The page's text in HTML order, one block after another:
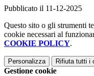
Pubblicato il 11-12-2025
Questo sito o gli strumenti
cookie necessari al
COOKIE POLICY.
Personalizza Rifiuta tutti i
Gestione cookie